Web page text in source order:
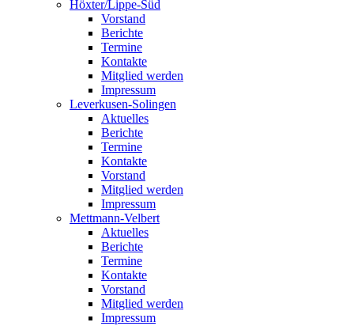
Höxter/Lippe-Süd
Vorstand
Berichte
Termine
Kontakte
Mitglied werden
Impressum
Leverkusen-Solingen
Aktuelles
Berichte
Termine
Kontakte
Vorstand
Mitglied werden
Impressum
Mettmann-Velbert
Aktuelles
Berichte
Termine
Kontakte
Vorstand
Mitglied werden
Impressum